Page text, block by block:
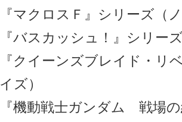
『マクロスＦ』シリーズ（
『バスカッシュ！』シリー
『クイーンズブレイド・リ
イズ）
『機動戦士ガンダム 戦場